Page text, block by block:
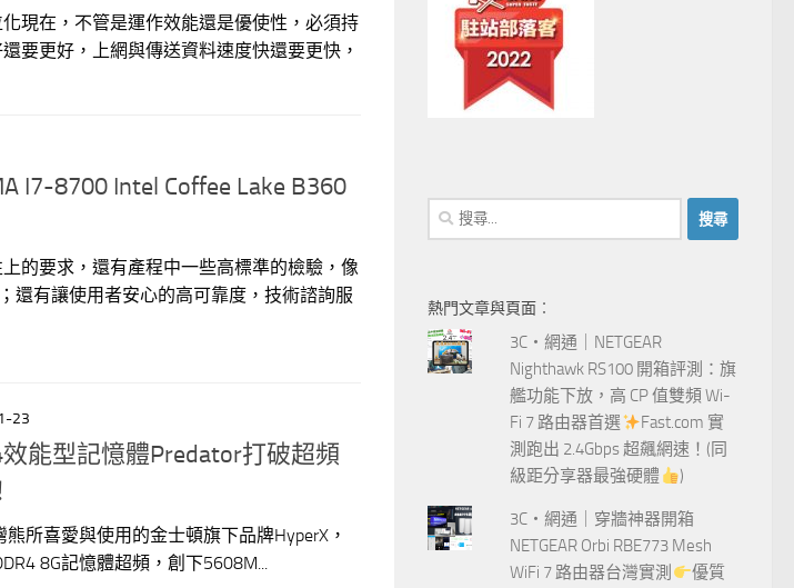
現在，不管是運作效能還是優使性，必須持
要更好，上網與傳送資料速度快還要更快，
I7-8700 Intel Coffee Lake B360
的要求，還有產程中一些高標準的檢驗，像
還有讓使用者安心的高可靠度，技術諮詢服
23
能型記憶體Predator打破超頻
所喜愛與使用的金士頓旗下品牌HyperX，
8G記憶體超頻，創下5608M...
搜
尋
字:
熱門文章與頁面︰
3C‧網通｜NETGEAR
Nighthawk RS100 開箱評測：旗
艦功能下放，高 CP 值雙頻 Wi-
Fi 7 路由器首選
Fast.com 實
測跑出 2.4Gbps 超飆網速！(同
級距分享器最強硬體
)
3C‧網通｜穿牆神器開箱
NETGEAR Orbi RBE773 Mesh
WiFi 7 路由器台灣實測
優質